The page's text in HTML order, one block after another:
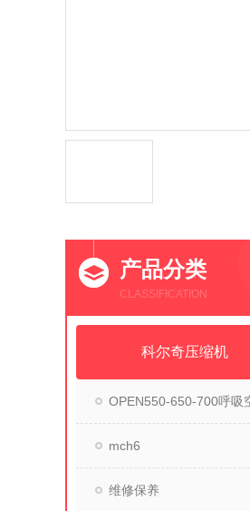
产品分类
CLASSIFICATION
科尔奇压缩机
OPEN550-650-700呼吸
mch6
维修保养